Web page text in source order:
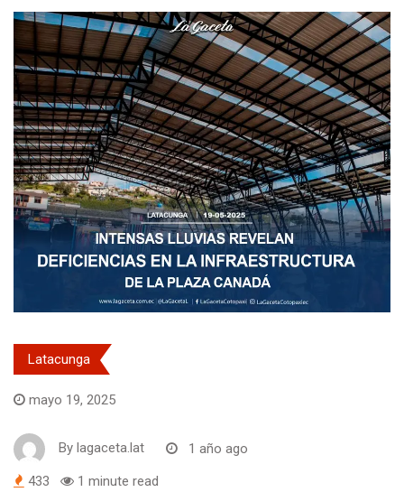
Latacunga
mayo 19, 2025
By lagaceta.lat 1 año ago
433 1 minute read